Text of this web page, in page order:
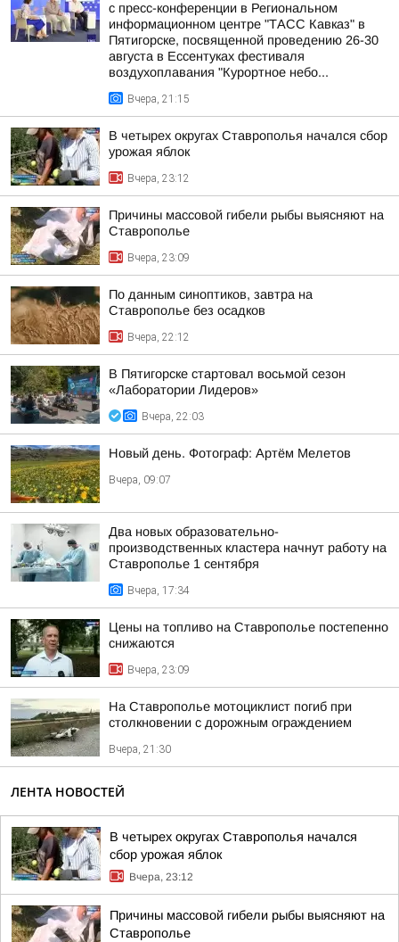
с пресс-конференции в Региональном
информационном центре "ТАСС Кавказ" в
Пятигорске, посвященной проведению 26-30
августа в Ессентуках фестиваля
воздухоплавания "Курортное небо...
Вчера, 21:15
В четырех округах Ставрополья начался сбор
урожая яблок
Вчера, 23:12
Причины массовой гибели рыбы выясняют на
Ставрополье
Вчера, 23:09
По данным синоптиков, завтра на
Ставрополье без осадков
Вчера, 22:12
В Пятигорске стартовал восьмой сезон
«Лаборатории Лидеров»
Вчера, 22:03
Новый день. Фотограф: Артём Мелетов
Вчера, 09:07
Два новых образовательно-
производственных кластера начнут работу на
Ставрополье 1 сентября
Вчера, 17:34
Цены на топливо на Ставрополье постепенно
снижаются
Вчера, 23:09
На Ставрополье мотоциклист погиб при
столкновении с дорожным ограждением
Вчера, 21:30
ЛЕНТА НОВОСТЕЙ
В четырех округах Ставрополья начался
сбор урожая яблок
Вчера, 23:12
Причины массовой гибели рыбы выясняют на
Ставрополье